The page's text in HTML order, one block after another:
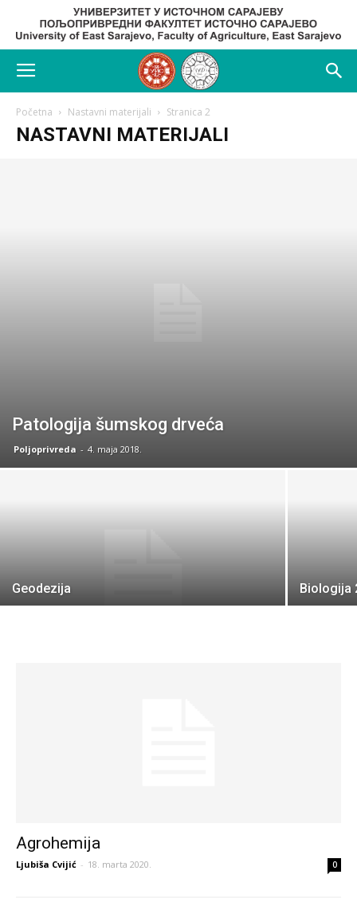
Početna Nastavni materijali Stranica 2
NASTAVNI MATERIJALI
Patologija šumskog drveća
Poljoprivreda - 4. maja 2018.
Geodezija Biologija
Agrohemija
Ljubiša Cvijić - 18. marta 2020. 0